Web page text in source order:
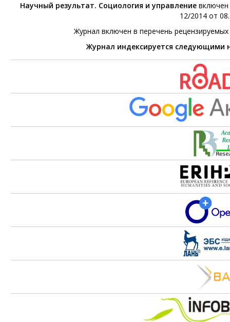
Научный результат. Социология и управление
12/2014 от
Журнал включен в перечень
Журнал индексируется